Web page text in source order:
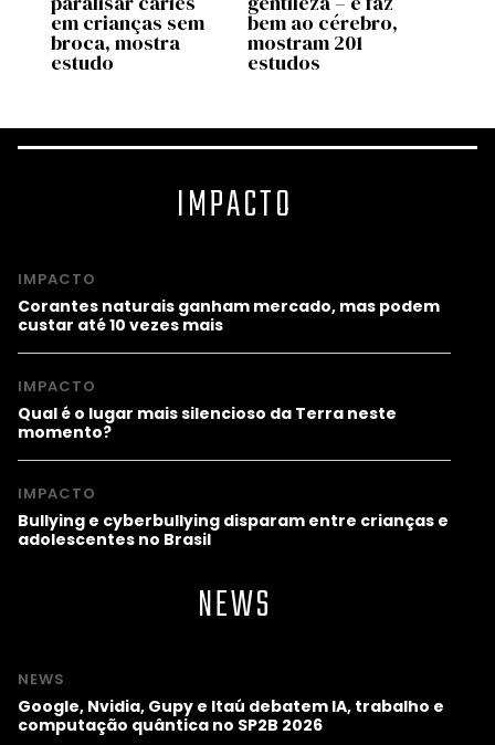
em crianças sem
broca, mostra
estudo
bem ao cérebro,
mostram 201
estudos
IMPACTO
IMPACTO
Corantes naturais ganham mercado, mas podem
custar até 10 vezes mais
IMPACTO
Qual é o lugar mais silencioso da Terra neste
momento?
IMPACTO
Bullying e cyberbullying disparam entre crianças e
adolescentes no Brasil
NEWS
NEWS
Google, Nvidia, Gupy e Itaú debatem IA, trabalho e
computação quântica no SP2B 2026